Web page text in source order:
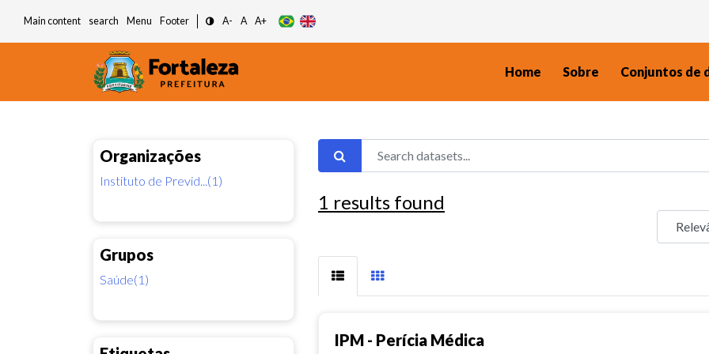
Main content search Menu Footer A- A A+
Home Sobre Conjuntos de
Organizações
Instituto de Previd...(1)
Grupos
Saúde(1)
1 results found
IPM - Perícia Médica